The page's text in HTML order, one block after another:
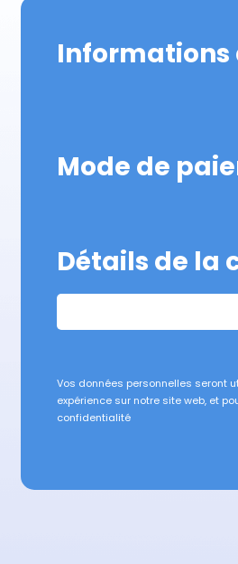
Informations
Mode de
Détails de la
Vos données personnelles seront
expérience sur notre site web, et
confidentialité